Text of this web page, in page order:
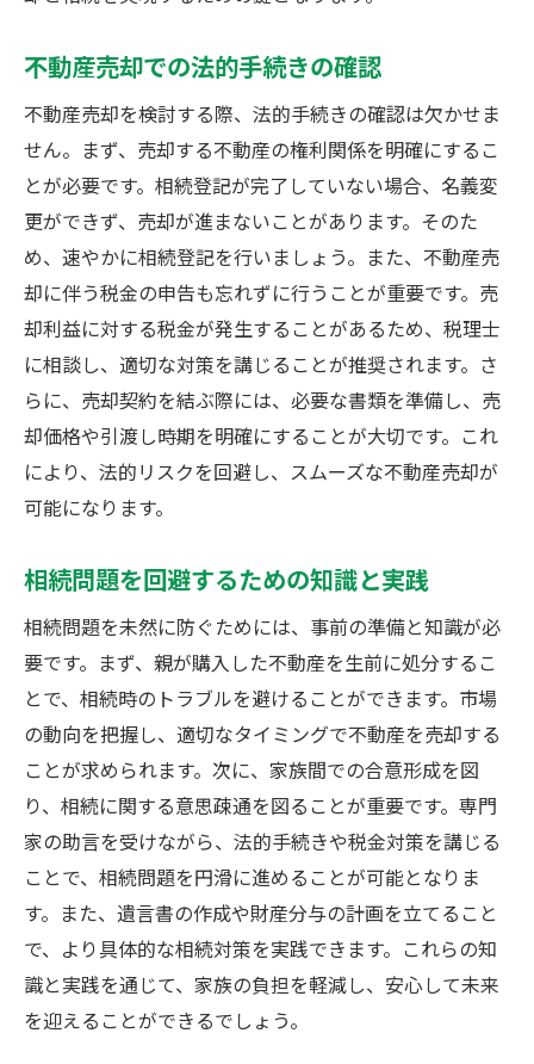
不動産売却での法的手続きの確認
不動産売却を検討する際、法的手続きの確認は欠かせま
せん。まず、売却する不動産の権利関係を明確にするこ
とが必要です。相続登記が完了していない場合、名義変
更ができず、売却が進まないことがあります。そのた
め、速やかに相続登記を行いましょう。また、不動産売
却に伴う税金の申告も忘れずに行うことが重要です。売
却利益に対する税金が発生することがあるため、税理士
に相談し、適切な対策を講じることが推奨されます。さ
らに、売却契約を結ぶ際には、必要な書類を準備し、売
却価格や引渡し時期を明確にすることが大切です。これ
により、法的リスクを回避し、スムーズな不動産売却が
可能になります。
相続問題を回避するための知識と実践
相続問題を未然に防ぐためには、事前の準備と知識が必
要です。まず、親が購入した不動産を生前に処分するこ
とで、相続時のトラブルを避けることができます。市場
の動向を把握し、適切なタイミングで不動産を売却する
ことが求められます。次に、家族間での合意形成を図
り、相続に関する意思疎通を図ることが重要です。専門
家の助言を受けながら、法的手続きや税金対策を講じる
ことで、相続問題を円滑に進めることが可能となりま
す。また、遺言書の作成や財産分与の計画を立てること
で、より具体的な相続対策を実践できます。これらの知
識と実践を通じて、家族の負担を軽減し、安心して未来
を迎えることができるでしょう。